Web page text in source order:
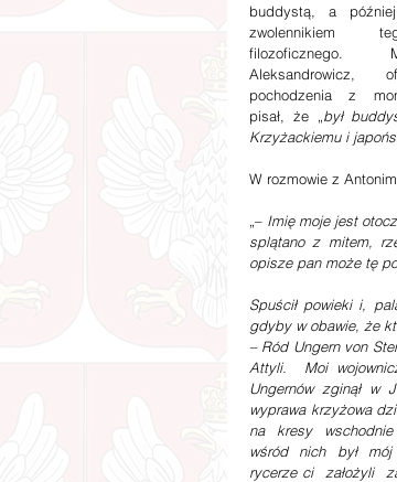
buddystą, a
zwolennikiem
filozoficznego.
Aleksandrowicz,
pochodzenia z
pisał, że „był
Krzyżackiemu i
W rozmowie z
„– Imię moje jest
splątano z mitem,
opisze pan może tę
Spuścił powieki i,
gdyby w obawie, że
– Ród Ungern von
Attyli.  Moi
Ungernów zginął w
wyprawa krzyżowa
na  kresy
wśród  nich  był  mój
rycerze ci  założyli